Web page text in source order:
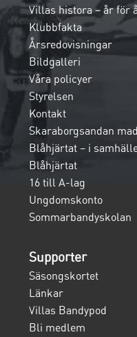
Villas histora – år för
Klubbfakta
Årsredovisningar
Bildgalleri
Våra policyer
Styrelsen
Kontakt
Skaraborgsandan
Blåhjärtat – i
Blåhjärtat
16 till A-lag
Ungdomskonto
Sommarbandyskolan
Supporter
Säsongskortet
Länkar
Villas Bandypod
Bli medlem